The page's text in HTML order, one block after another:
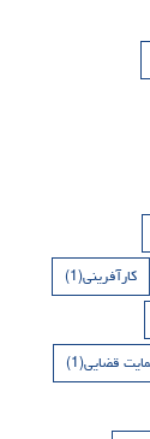
کارآفرینی(1)
قضایی(1)